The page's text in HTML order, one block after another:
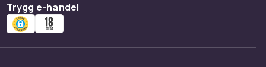
Trygg e-handel